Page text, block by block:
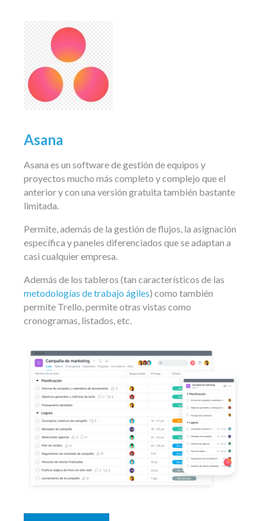
Asana
Asana es un software de gestión de equipos y
proyectos mucho más completo y complejo que el
anterior y con una versión gratuita también bastante
limitada.
Permite, además de la gestión de flujos, la asignación
específica y paneles diferenciados que se adaptan a
casi cualquier empresa.
Además de los tableros (tan característicos de las
metodologías de trabajo ágiles) como también
permite Trello, permite otras vistas como
cronogramas, listados, etc.